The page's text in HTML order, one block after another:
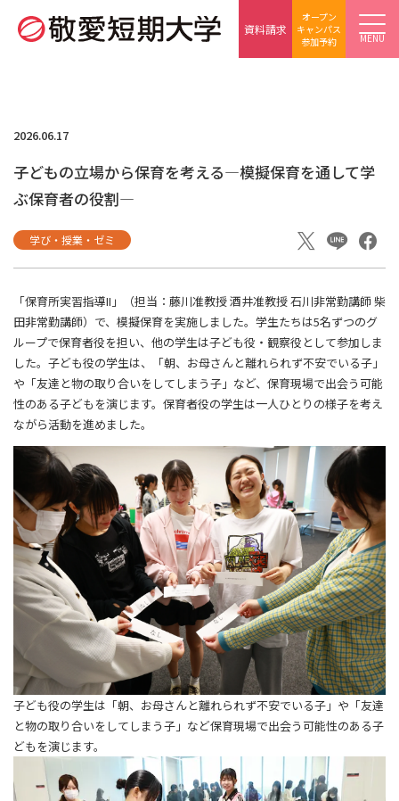
MENU
資料請求
オープン
キャンパス
参加予約
2026.06.17
子どもの立場から保育を考える―模擬保育を通して学
ぶ保育者の役割―
学び・授業・ゼミ
「保育所実習指導II」（担当：藤川准教授 酒井准教授 石川非常勤講師 柴
田非常勤講師）で、模擬保育を実施しました。学生たちは5名ずつのグ
ループで保育者役を担い、他の学生は子ども役・観察役として参加しま
した。子ども役の学生は、「朝、お母さんと離れられず不安でいる子」
や「友達と物の取り合いをしてしまう子」など、保育現場で出会う可能
性のある子どもを演じます。保育者役の学生は一人ひとりの様子を考え
ながら活動を進めました。
子ども役の学生は「朝、お母さんと離れられず不安でいる子」や「友達
と物の取り合いをしてしまう子」など保育現場で出会う可能性のある子
どもを演じます。